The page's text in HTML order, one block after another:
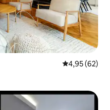
4,95 av 5 i
4,95 (62)